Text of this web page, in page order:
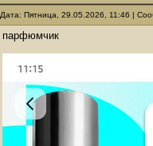
Дата: Пятница, 29.05.2026, 11:46 |
парфюмчик